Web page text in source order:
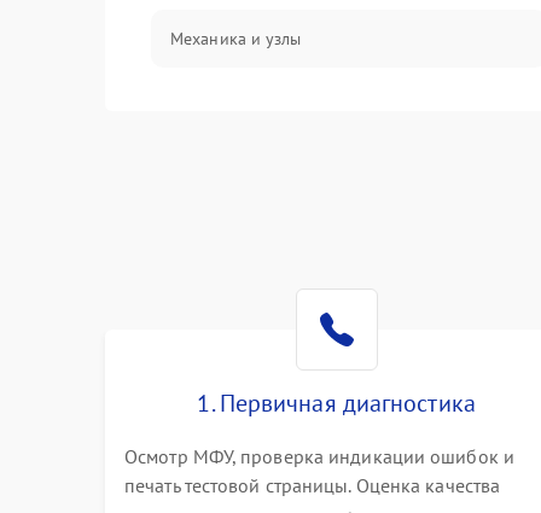
Механика и узлы
Проблемы с механикой
1. Первичная диагностика
Осмотр МФУ, проверка индикации ошибок и
печать тестовой страницы. Оценка качества